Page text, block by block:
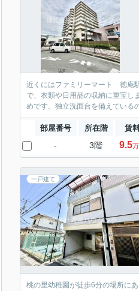
近くにはファミリーマート 徳庵
で、衣類や日用品の収納に重宝し
めです。独立洗面台を備えている
部屋番号 所在階 賃
- 3階 9.5
一戸建て
桃の里幼稚園が徒歩6分の場所に